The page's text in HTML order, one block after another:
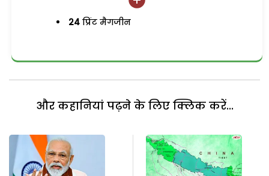
24 प्रिंट मैगजीन
और कहानियां पढ़ने के लिए क्लिक करें...